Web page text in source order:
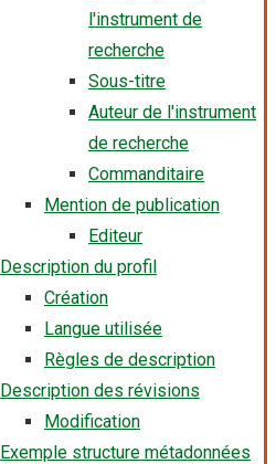
l'instrument de
recherche
Sous-titre
Auteur de l'instrument
de recherche
Commanditaire
Mention de publication
Editeur
Description du profil
Création
Langue utilisée
Règles de description
Description des révisions
Modification
Exemple structure métadonnées